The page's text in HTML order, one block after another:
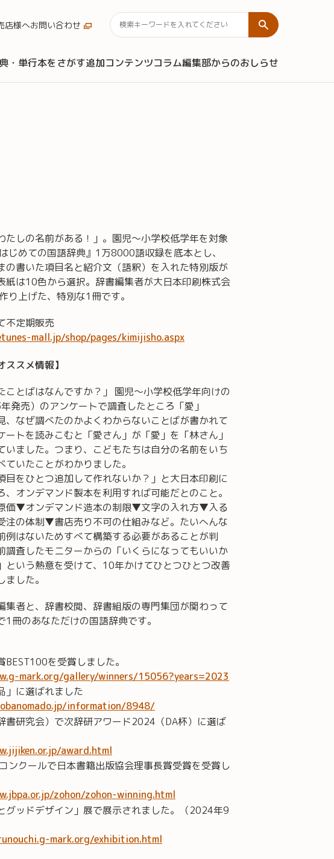
店様へお問い合わせ
・単行本をさがす追加コンテンツコラム編集部からのおしらせ
たしの名前がある！」。園児～小学校低学年を対象
じめての国語辞典』1万8000語収録を底本とし、
の書いた項目名と紹介文（語釈）を入れた特別版が
紙は10色から選択。辞書編集者が大日本印刷株式会
り上げた、特別な1冊です。
不定期販売
mall.jp/shop/pages/kimijisho.aspx
ススメ情報】
ことばはなんですか？」 園児～小学校低学年向けの
発売）のアンケートで調査したところ「愛」
、なぜ調べたのかよくわからないことばが書かれて
ートを読みこむと「愛さん」が「愛」を「林さん」
いました。つまり、こどもたちは自分の名前をいち
ていたことがわかりました。
目をひとつ追加して作れないか？」と大日本印刷に
、オンデマンド製本を利用すれば可能だとのこと。
価▼オンデマンド造本の制限▼文字の入れ方▼入る
注の体制▼書店売り不可の仕組みなど。たいへんな
例はないためすべて構築する必要があることが判
調査したモニターからの「いくらになってもいいか
という熱意を受けて、10年かけてひとつひとつ改善
した。
集者と、辞書校閲、辞書組版の専門集団が関わって
1冊のあなただけの国語辞典です。
BEST100を受賞しました。
mark.org/gallery/winners/15056?years=2023
」に選ばれました
information/8948/
書研究会）で次辞研アワード2024（DA杯）に選ば
award.html
ンクールで日本書籍出版協会理事長賞受賞を受賞し
zohon/zohon-winning.html
グッドデザイン」展で展示されました。（2024年9
mark.org/exhibition.html